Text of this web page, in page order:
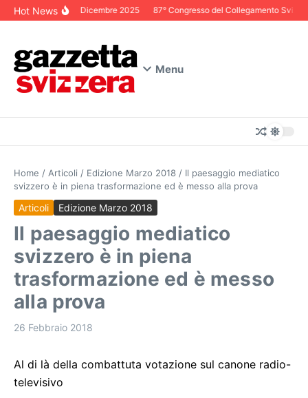
Salta al contenuto
Hot NewsEditoriale Dicembre 2025 87° Congresso del Collegamento
Menu
Home / Articoli / Edizione Marzo 2018 / Il paesaggio mediatico
svizzero è in piena trasformazione ed è messo alla prova
Articoli Edizione Marzo 2018
Il paesaggio mediatico
svizzero è in piena
trasformazione ed è messo
alla prova
26 Febbraio 2018
Al di là della combattuta votazione sul canone radio-
televisivo